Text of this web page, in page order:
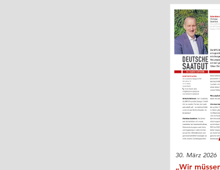
30. März 2026
„Wir